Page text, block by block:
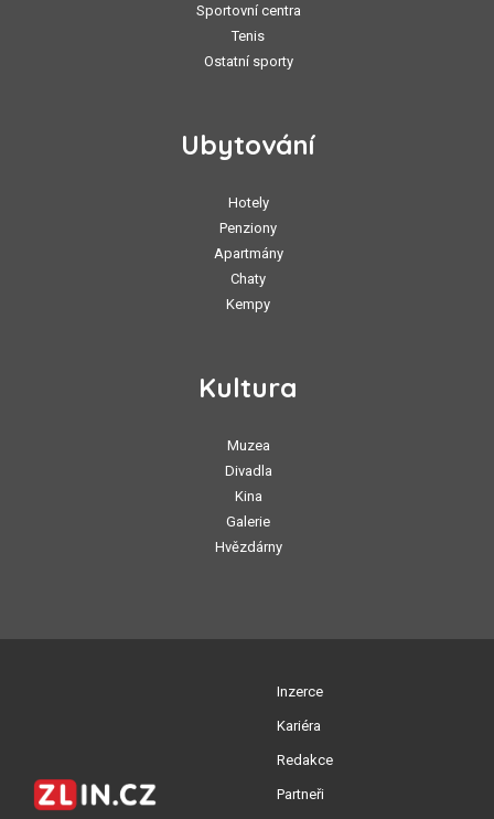
Sportovní centra
Tenis
Ostatní sporty
Ubytování
Hotely
Penziony
Apartmány
Chaty
Kempy
Kultura
Muzea
Divadla
Kina
Galerie
Hvězdárny
Inzerce
Kariéra
Redakce
Partneři